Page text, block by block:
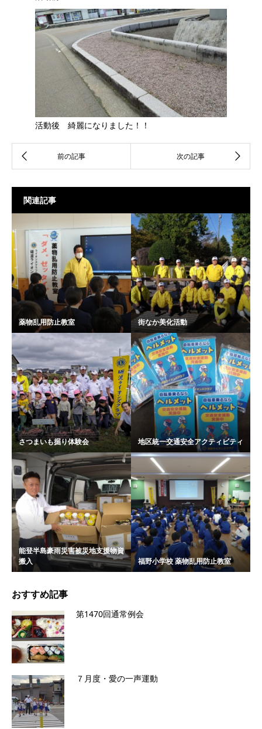
活動後 綺麗になりました！！
関連記事
薬物乱用防止教室 街なか美化活動
さつまいも掘り体験会 地区統一交通安全アクティビティ
能登半島豪雨災害被災地支援物資
搬入
福野小学校 薬物乱用防止教室
おすすめ記事
第1470回通常例会
７月度・愛の一声運動